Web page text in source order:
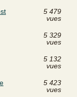
5 479
vues
5 329
vues
5 132
vues
5 423
vues